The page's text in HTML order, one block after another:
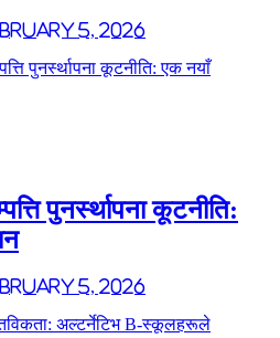
5, 2026
पुनर्स्थापना कूटनीति:
5, 2026